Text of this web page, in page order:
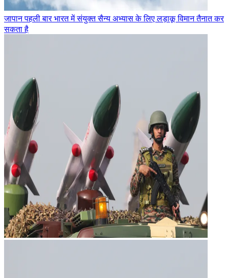
जापान पहली बार भारत में संयुक्त सैन्य अभ्यास के लिए लड़ाकू विमान तैनात कर
सकता है